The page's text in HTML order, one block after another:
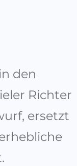
den
Richter
ersetzt